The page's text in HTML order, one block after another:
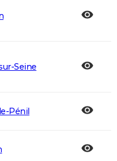
Seine
Pénil